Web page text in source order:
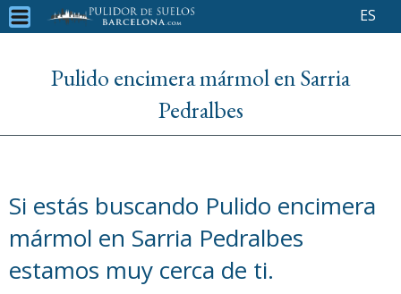
ES
Pulido encimera mármol en Sarria
Pedralbes
Si estás buscando Pulido encimera
mármol en Sarria Pedralbes
estamos muy cerca de ti.